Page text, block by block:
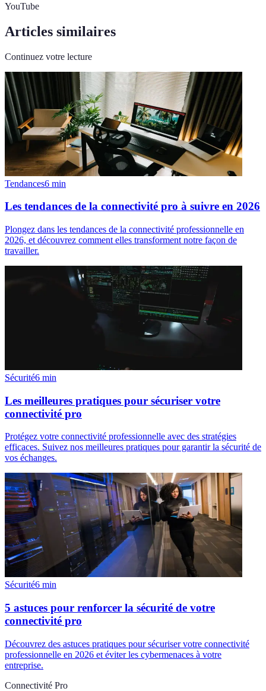
YouTube
Articles similaires
Continuez votre lecture
Tendances6 min
Les tendances de la connectivité pro à suivre en 2026
Plongez dans les tendances de la connectivité professionnelle en
2026, et découvrez comment elles transforment notre façon de
travailler.
Sécurité6 min
Les meilleures pratiques pour sécuriser votre
connectivité pro
Protégez votre connectivité professionnelle avec des stratégies
efficaces. Suivez nos meilleures pratiques pour garantir la sécurité de
vos échanges.
Sécurité6 min
5 astuces pour renforcer la sécurité de votre
connectivité pro
Découvrez des astuces pratiques pour sécuriser votre connectivité
professionnelle en 2026 et éviter les cybermenaces à votre
entreprise.
Connectivité Pro